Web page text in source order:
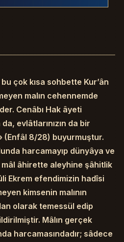
çok kısa sohbette Kur’ân
malın cehennemde
Cenâbı Hak âyeti
evlâtlarınızın da bir
(Enfâl 8/28) buyurmuştur.
harcamayıp dünyâya ve
âhirette aleyhine şâhitlik
Ekrem efendimizin hadîsi
kimsenin malının
olarak temessül edip
Mâlın gerçek
harcamasındadır; sâdece